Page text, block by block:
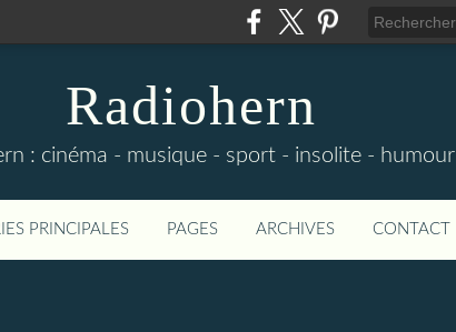
Radiohern
: cinéma - musique - sport - insolite - humour
PRINCIPALES PAGES ARCHIVES CONTACT